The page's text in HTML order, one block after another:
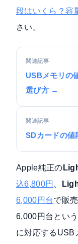
段はいくら？容
さい。
関連記事
USBメモリの
選び方 →
関連記事
SDカードの値
Apple純正の
込6,800円 、
6,000円台で販
6,000円台とい
に対応するUSB